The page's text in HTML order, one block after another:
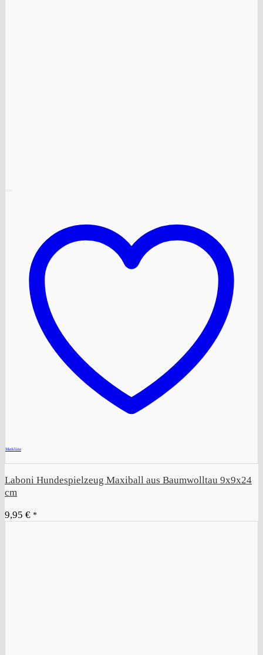
Merkliste
Laboni Hundespielzeug Maxiball aus Baumwolltau 9x9x24
cm
9,95 € *